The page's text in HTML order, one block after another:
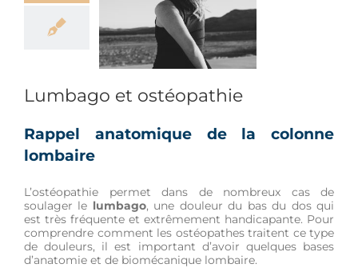
Lumbago et ostéopathie
Rappel anatomique de la colonne
lombaire
L’ostéopathie permet dans de nombreux cas de
soulager le lumbago, une douleur du bas du dos qui
est très fréquente et extrêmement handicapante. Pour
comprendre comment les ostéopathes traitent ce type
de douleurs, il est important d’avoir quelques bases
d’anatomie et de biomécanique lombaire.